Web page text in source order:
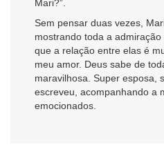
Mari?”.
Sem pensar duas vezes,
mostrando toda a
que a relação entre elas é
meu amor. Deus sabe de
maravilhosa. Super esposa,
escreveu, acompanhando a
emocionados.